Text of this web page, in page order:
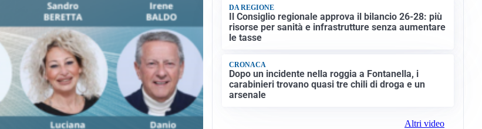
DA REGIONE
Il Consiglio regionale approva il bilancio 26-28: più
risorse per sanità e infrastrutture senza aumentare
le tasse
CRONACA
Dopo un incidente nella roggia a Fontanella, i
carabinieri trovano quasi tre chili di droga e un
arsenale
Altri video